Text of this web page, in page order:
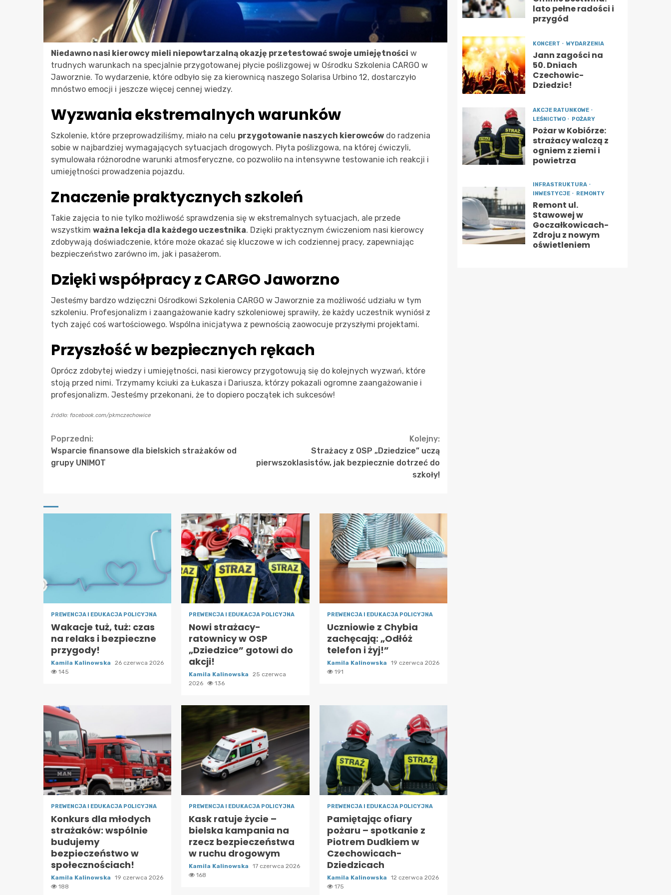
Niedawno nasi kierowcy mieli niepowtarzalną okazję przetestować swoje umiejętności w
trudnych warunkach na specjalnie przygotowanej płycie poślizgowej w Ośrodku Szkolenia CARGO w
Jaworznie. To wydarzenie, które odbyło się za kierownicą naszego Solarisa Urbino 12, dostarczyło
mnóstwo emocji i jeszcze więcej cennej wiedzy.
Wyzwania ekstremalnych warunków
Szkolenie, które przeprowadziliśmy, miało na celu przygotowanie naszych kierowców do radzenia
sobie w najbardziej wymagających sytuacjach drogowych. Płyta poślizgowa, na której ćwiczyli,
symulowała różnorodne warunki atmosferyczne, co pozwoliło na intensywne testowanie ich reakcji i
umiejętności prowadzenia pojazdu.
Znaczenie praktycznych szkoleń
Takie zajęcia to nie tylko możliwość sprawdzenia się w ekstremalnych sytuacjach, ale przede
wszystkim ważna lekcja dla każdego uczestnika. Dzięki praktycznym ćwiczeniom nasi kierowcy
zdobywają doświadczenie, które może okazać się kluczowe w ich codziennej pracy, zapewniając
bezpieczeństwo zarówno im, jak i pasażerom.
Dzięki współpracy z CARGO Jaworzno
Jesteśmy bardzo wdzięczni Ośrodkowi Szkolenia CARGO w Jaworznie za możliwość udziału w tym
szkoleniu. Profesjonalizm i zaangażowanie kadry szkoleniowej sprawiły, że każdy uczestnik wyniósł z
tych zajęć coś wartościowego. Wspólna inicjatywa z pewnością zaowocuje przyszłymi projektami.
Przyszłość w bezpiecznych rękach
Oprócz zdobytej wiedzy i umiejętności, nasi kierowcy przygotowują się do kolejnych wyzwań, które
stoją przed nimi. Trzymamy kciuki za Łukasza i Dariusza, którzy pokazali ogromne zaangażowanie i
profesjonalizm. Jesteśmy przekonani, że to dopiero początek ich sukcesów!
źródło: facebook.com/pkmczechowice
Continue
Reading
Poprzedni:
Wsparcie finansowe dla bielskich strażaków od
grupy UNIMOT
Kolejny:
Strażacy z OSP „Dziedzice” uczą
pierwszoklasistów, jak bezpiecznie dotrzeć do
szkoły!
PREWENCJA I EDUKACJA POLICYJNA
Wakacje tuż, tuż: czas
na relaks i bezpieczne
przygody!
Kamila Kalinowska
26 czerwca 2026
145
PREWENCJA I EDUKACJA POLICYJNA
Nowi strażacy-
ratownicy w OSP
„Dziedzice” gotowi do
akcji!
Kamila Kalinowska
25 czerwca
2026
136
PREWENCJA I EDUKACJA POLICYJNA
Uczniowie z Chybia
zachęcają: „Odłóż
telefon i żyj!”
Kamila Kalinowska
19 czerwca 2026
191
PREWENCJA I EDUKACJA POLICYJNA
Konkurs dla młodych
strażaków: wspólnie
budujemy
bezpieczeństwo w
społecznościach!
Kamila Kalinowska
19 czerwca 2026
188
PREWENCJA I EDUKACJA POLICYJNA
Kask ratuje życie –
bielska kampania na
rzecz bezpieczeństwa
w ruchu drogowym
Kamila Kalinowska
17 czerwca 2026
168
PREWENCJA I EDUKACJA POLICYJNA
Pamiętając ofiary
pożaru – spotkanie z
Piotrem Dudkiem w
Czechowicach-
Dziedzicach
Kamila Kalinowska
12 czerwca 2026
175
lato pełne radości i
przygód
KONCERT WYDARZENIA
Jann zagości na
50. Dniach
Czechowic-
Dziedzic!
AKCJE RATUNKOWE
LEŚNICTWO
POŻARY
Pożar w Kobiórze:
strażacy walczą z
ogniem z ziemi i
powietrza
INFRASTRUKTURA
INWESTYCJE
REMONTY
Remont ul.
Stawowej w
Goczałkowicach-
Zdroju z nowym
oświetleniem